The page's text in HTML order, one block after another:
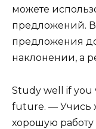
можете
предложений. В
предложения
наклонении, а
Study well if you
future. — Учись
хорошую